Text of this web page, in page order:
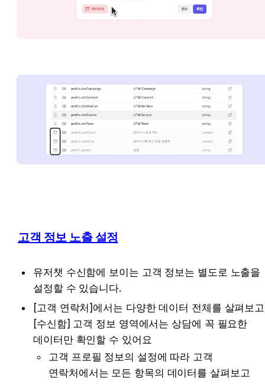
고객 정보 노출 설정
유저챗 수신함에 보이는 고객 정보는 별도로 노출을
설정할 수 있습니다.
[고객 연락처]에서는 다양한 데이터 전체를 살펴보
[수신함] 고객 정보 영역에서는 상담에 꼭 필요한
데이터만 확인할 수 있어요
고객 프로필 정보의 설정에 따라 고객
연락처에서는 모든 항목의 데이터를 살펴보고